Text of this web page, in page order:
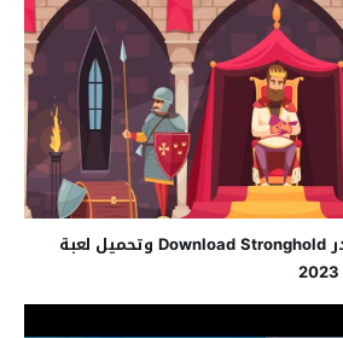
سترونج هولد كروسيدر Download Stronghold وتحميل لعبة